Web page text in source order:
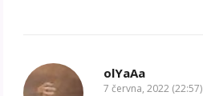
olYaAa
7 června, 2022 (22:57)